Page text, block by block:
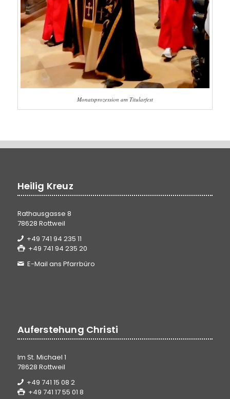
Monatsprozession am Titularfest
Heilig Kreuz
Rathausgasse 8
78628 Rottweil
+49 741 94 235 11
+49 741 94 235 20
E-Mail ans Pfarrbüro
Auferstehung Christi
Im St. Michael 1
78628 Rottweil
+49 741 15 08 2
+49 741 17 55 01 8